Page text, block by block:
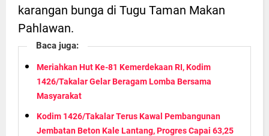
karangan bunga di Tugu Taman Makan
Pahlawan.
Baca juga:
Meriahkan Hut Ke-81 Kemerdekaan RI, Kodim
1426/Takalar Gelar Beragam Lomba Bersama
Masyarakat
Kodim 1426/Takalar Terus Kawal Pembangunan
Jembatan Beton Kale Lantang, Progres Capai 63,25